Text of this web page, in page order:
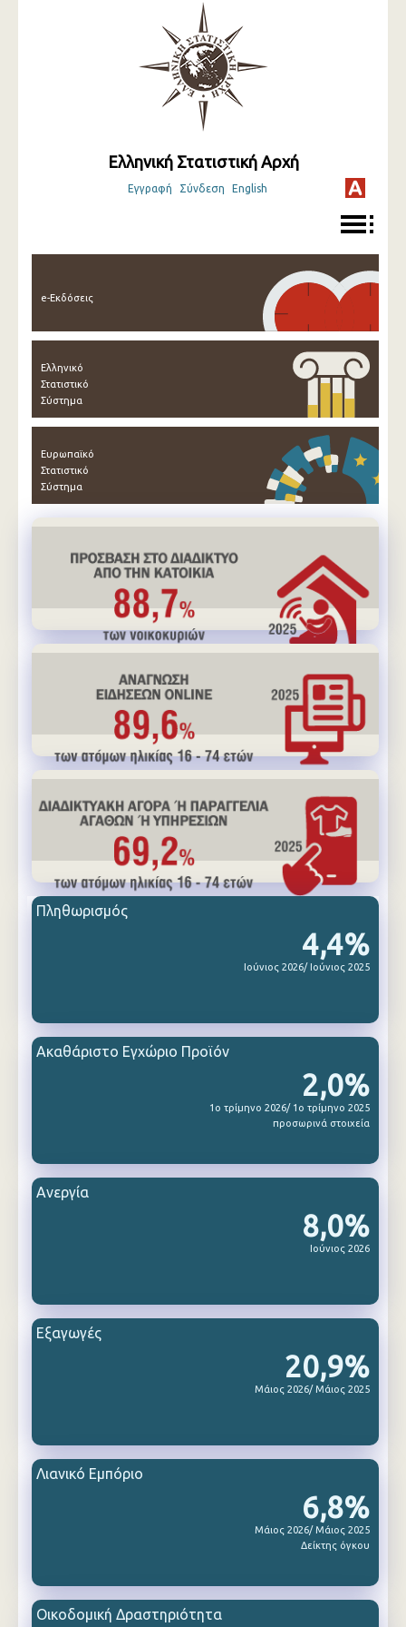
Ελληνική Στατιστική Αρχή
Εγγραφή Σύνδεση English
e-Εκδόσεις
Ελληνικό
Στατιστικό
Σύστημα
Ευρωπαϊκό
Στατιστικό
Σύστημα
4,4%
Ιούνιος 2026/ Ιούνιος 2025
Πληθωρισμός
2,0%
1ο τρίμηνο 2026/ 1ο τρίμηνο 2025
προσωρινά στοιχεία
Ακαθάριστο Εγχώριο Προϊόν
8,0%
Ιούνιος 2026
Ανεργία
20,9%
Μάιος 2026/ Μάιος 2025
Εξαγωγές
6,8%
Μάιος 2026/ Μάιος 2025
Δείκτης όγκου
Λιανικό Εμπόριο
Οικοδομική Δραστηριότητα